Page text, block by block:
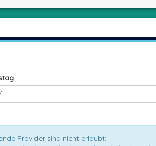
Provider sind nicht erlaubt: